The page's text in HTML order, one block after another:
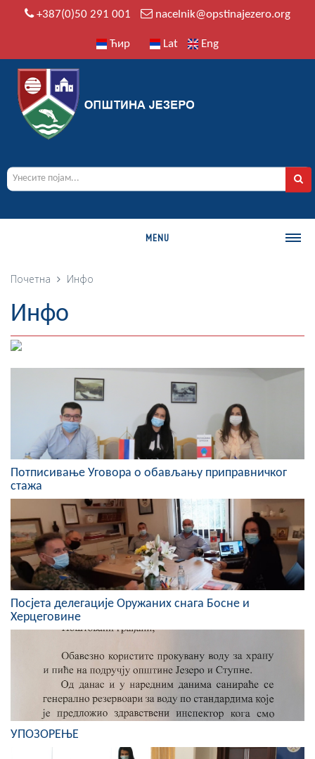
+387(0)50 291 001 nacelnik@opstinajezero.org
Ћир Lat Eng
MENU
Историја
Географија
Насељена мјеста
Занимљивости
Фотогалерија
НАЧЕЛНИК
Замјеник начелника
Извјештај о раду начелника
СКУПШТИНА
Статут Општине
Састав Скупштине
Службени Гласници
ОПШТИНСКА УПРАВА
Почетна Инфо
Инфо
Потписивање Уговора о обављању приправничког
стажа
Посјета делегације Оружаних снага Босне и
Херцеговине
УПОЗОРЕЊЕ